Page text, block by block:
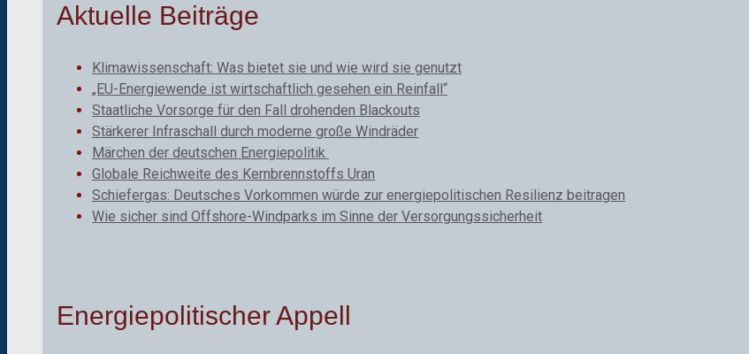
Aktuelle Beiträge
Klimawissenschaft: Was bietet sie und wie wird sie genutzt
„EU-Energiewende ist wirtschaftlich gesehen ein Reinfall“
Staatliche Vorsorge für den Fall drohenden Blackouts
Stärkerer Infraschall durch moderne große Windräder
Märchen der deutschen Energiepolitik
Globale Reichweite des Kernbrennstoffs Uran
Schiefergas: Deutsches Vorkommen würde zur energiepolitischen Resilienz beitragen
Wie sicher sind Offshore-Windparks im Sinne der Versorgungssicherheit
Energiepolitischer Appell